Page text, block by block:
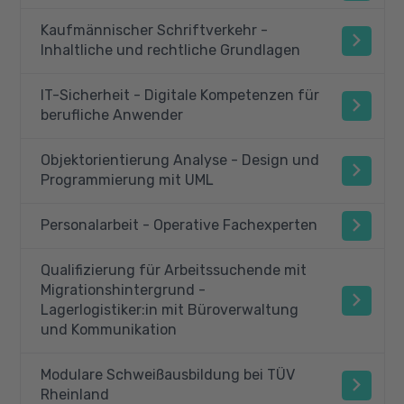
Kaufmännischer Schriftverkehr -
Inhaltliche und rechtliche Grundlagen
IT-Sicherheit - Digitale Kompetenzen für
berufliche Anwender
Objektorientierung Analyse - Design und
Programmierung mit UML
Personalarbeit - Operative Fachexperten
Qualifizierung für Arbeitssuchende mit
Migrationshintergrund -
Lagerlogistiker:in mit Büroverwaltung
und Kommunikation
Modulare Schweißausbildung bei TÜV
Rheinland